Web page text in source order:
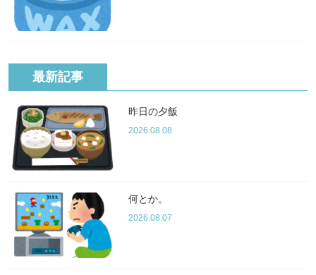
最新記事
昨日の夕飯
2026.08.08
何とか。
2026.08.07